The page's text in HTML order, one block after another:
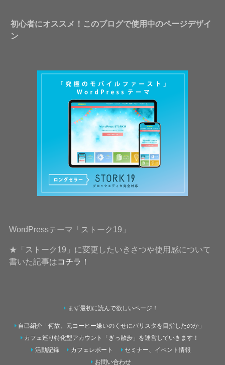
初心者にオススメ！このブログで使用中のページデザイ
ン
WordPressテーマ「ストーク19」
★「ストーク19」に変更したいきさつや使用感について
書いた記事はコチラ！
まず最初に読んで欲しいページ！
自己紹介「何故、元コーヒー嫌いのくせにバリスタを目指したのか」
カフェ巡り特化型アカウント「ぎっ散歩」を運営していきます！
活動記録
カフェレポート
セミナー、イベント情報
お問い合わせ